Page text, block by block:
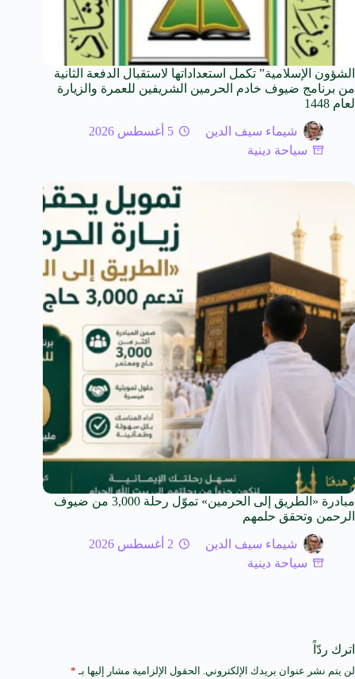
الشؤون الإسلامية” تكمل استعداداتها لاستقبال الدفعة الثانية
من برنامج ضيوف خادم الحرمين الشريفين للعمرة والزيارة
لعام 1448
شيماء سيف الدين
5 أغسطس 2026
سياحة دينية
مبادرة «الطريق إلى الحرمين» تموّل رحلة 3,000 من ضيوف
الرحمن وتحقق حلمهم
شيماء سيف الدين
2 أغسطس 2026
سياحة دينية
اترك ردّاً
لن يتم نشر عنوان بريدك الإلكتروني. الحقول الإلزامية مشار إليها بـ *
A